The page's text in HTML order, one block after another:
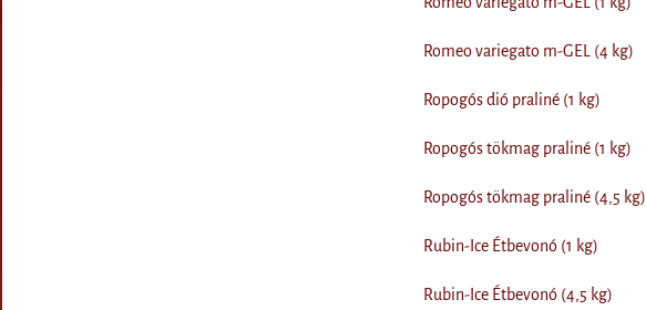
Romeo variegato m-GEL (4 kg)
Ropogós dió praliné (1 kg)
Ropogós tökmag praliné (1 kg)
Ropogós tökmag praliné (4,5 kg)
Rubin-Ice Étbevonó (1 kg)
Rubin-Ice Étbevonó (4,5 kg)